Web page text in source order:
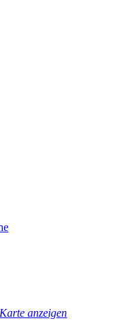
anzeigen